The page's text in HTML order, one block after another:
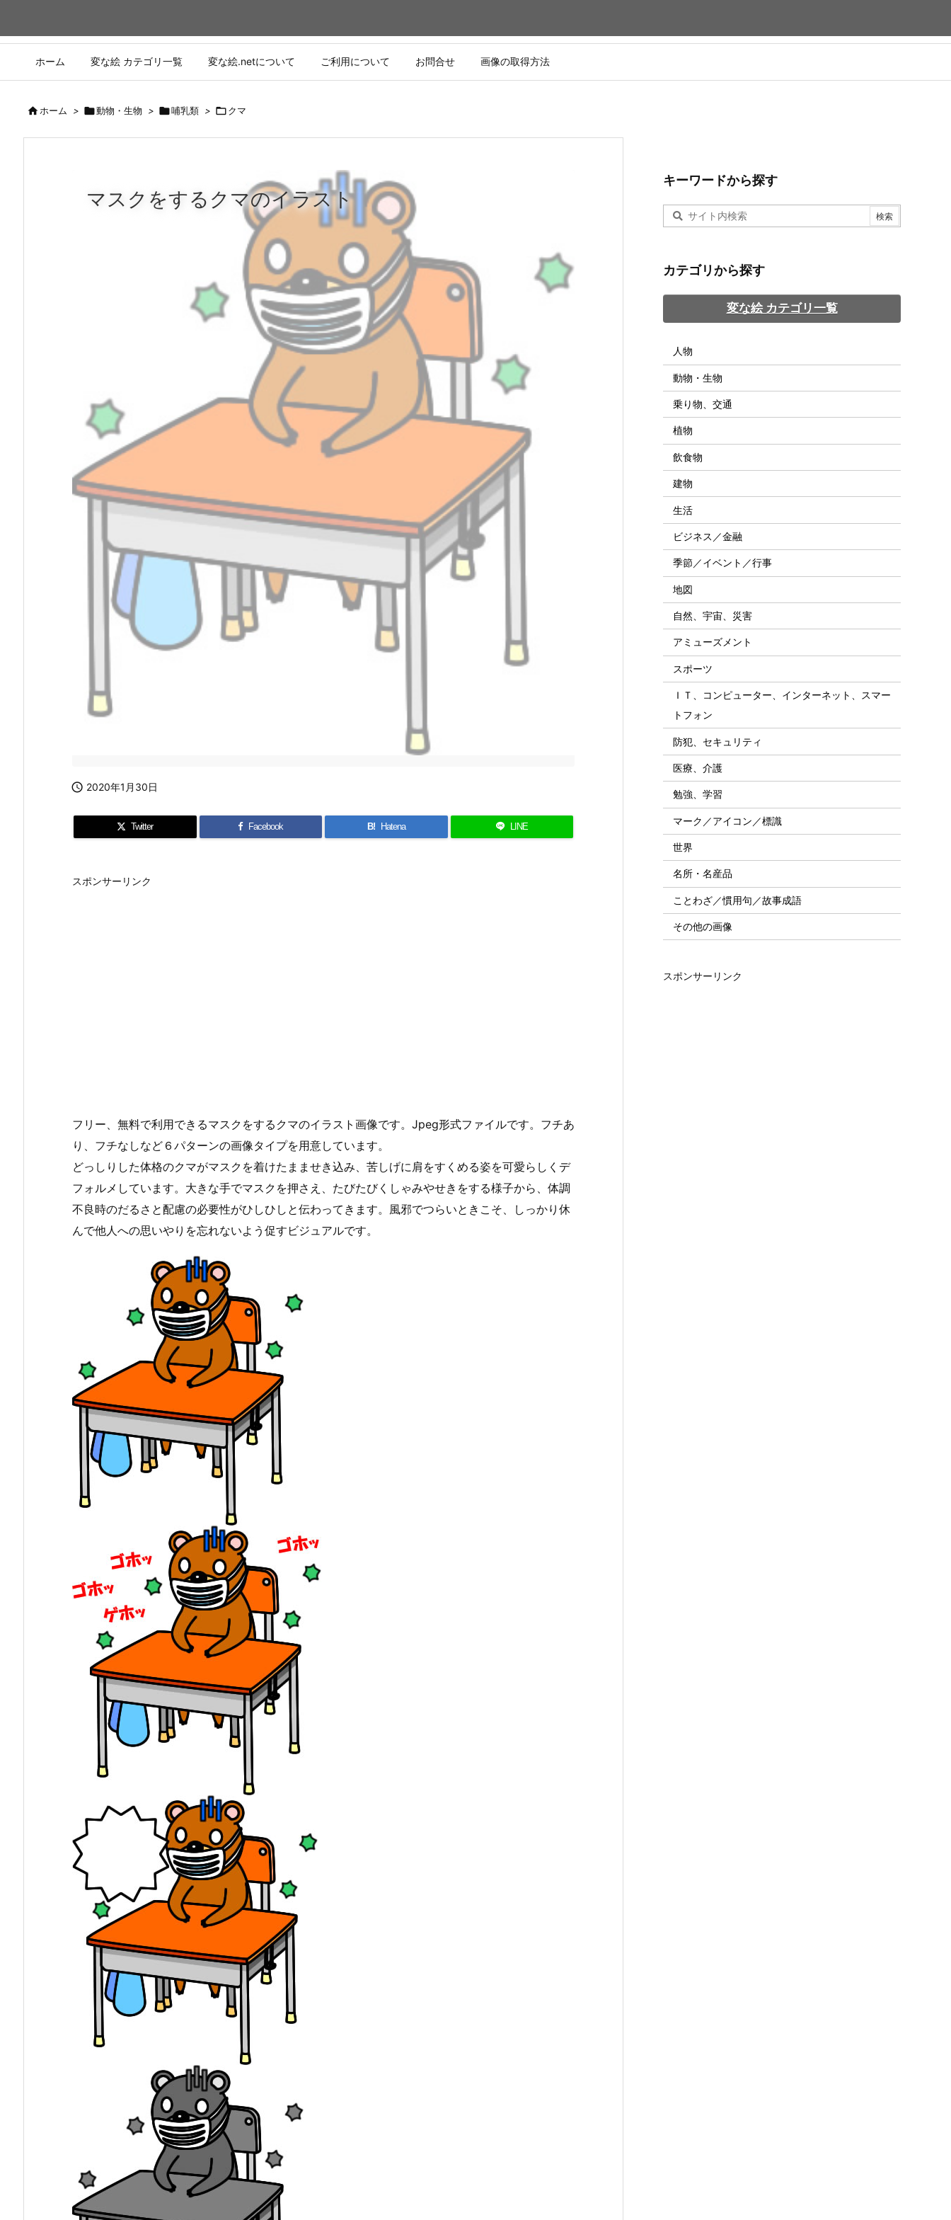
ホーム 変な絵 カテゴリ一覧 変な絵.netについて ご利用について お問合せ 画像の取得方法
ホーム > 動物・生物 > 哺乳類 > クマ
マスクをするクマのイラスト
 2020年1月30日
Twitter Facebook B! Hatena LINE
スポンサーリンク
フリー、無料で利用できるマスクをするクマのイラスト画像です。Jpeg形式ファイルです。フチあ
り、フチなしなど６パターンの画像タイプを用意しています。
どっしりした体格のクマがマスクを着けたまませき込み、苦しげに肩をすくめる姿を可愛らしくデ
フォルメしています。大きな手でマスクを押さえ、たびたびくしゃみやせきをする様子から、体調
不良時のだるさと配慮の必要性がひしひしと伝わってきます。風邪でつらいときこそ、しっかり休
んで他人への思いやりを忘れないよう促すビジュアルです。
キーワードから探す
カテゴリから探す
変な絵 カテゴリ一覧
人物
動物・生物
乗り物、交通
植物
飲食物
建物
生活
ビジネス／金融
季節／イベント／行事
地図
自然、宇宙、災害
アミューズメント
スポーツ
ＩＴ、コンピューター、インターネット、スマー
トフォン
防犯、セキュリティ
医療、介護
勉強、学習
マーク／アイコン／標識
世界
名所・名産品
ことわざ／慣用句／故事成語
その他の画像
スポンサーリンク